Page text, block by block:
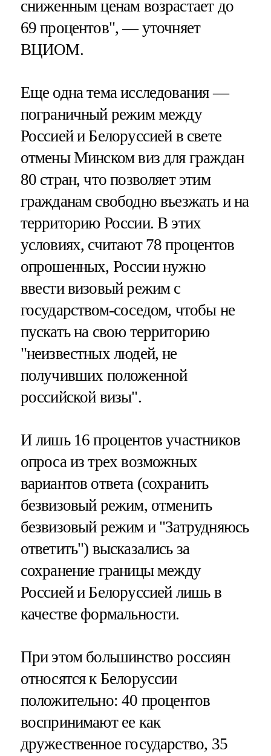
сниженным ценам возрастает до
69 процентов", — уточняет
ВЦИОМ.
Еще одна тема исследования —
пограничный режим между
Россией и Белоруссией в свете
отмены Минском виз для граждан
80 стран, что позволяет этим
гражданам свободно въезжать и на
территорию России. В этих
условиях, считают 78 процентов
опрошенных, России нужно
ввести визовый режим с
государством-соседом, чтобы не
пускать на свою территорию
"неизвестных людей, не
получивших положенной
российской визы".
И лишь 16 процентов участников
опроса из трех возможных
вариантов ответа (сохранить
безвизовый режим, отменить
безвизовый режим и "Затрудняюсь
ответить") высказались за
сохранение границы между
Россией и Белоруссией лишь в
качестве формальности.
При этом большинство россиян
относятся к Белоруссии
положительно: 40 процентов
воспринимают ее как
дружественное государство, 35